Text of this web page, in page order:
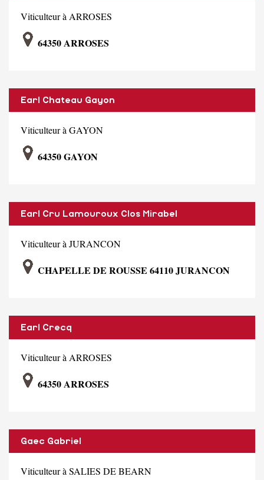
Viticulteur à ARROSES
64350 ARROSES
Earl Chateau Gayon
Viticulteur à GAYON
64350 GAYON
Earl Cru Lamouroux Clos Mirabel
Viticulteur à JURANCON
CHAPELLE DE ROUSSE 64110 JURANCON
Earl Crecq
Viticulteur à ARROSES
64350 ARROSES
Gaec Gabriel
Viticulteur à SALIES DE BEARN